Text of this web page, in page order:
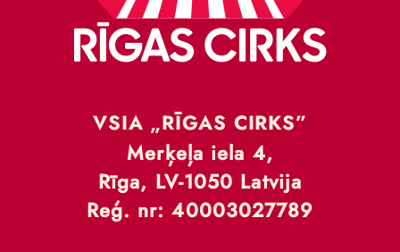
VSIA „RĪGAS CIRKS”
Merķeļa iela 4,
Rīga, LV-1050 Latvija
Reģ. nr: 40003027789